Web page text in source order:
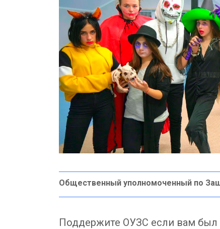
Общественный уполномоченный по
Поддержите ОУЗС если вам был